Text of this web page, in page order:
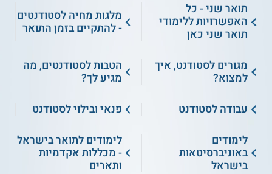
תואר שני - כל
האפשרויות ללימודי
תואר שני כאן
מלגות מחיה לסטודנטים
- להתקיים בזמן התואר
מגורים לסטודנט, איך
למצוא?
הטבות לסטודנטים, מה
מגיע לך?
עבודה לסטודנט
פנאי ובילוי לסטודנט
לימודים
באוניברסיטאות
בישראל
לימודים לתואר בישראל
- מכללות אקדמיות
ותארים